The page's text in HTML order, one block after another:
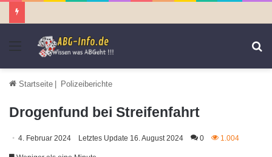
Menü
Startseite | Polizeiberichte
Drogenfund bei Streifenfahrt
4. Februar 2024 Letztes Update 16. August 2024 0 1.004